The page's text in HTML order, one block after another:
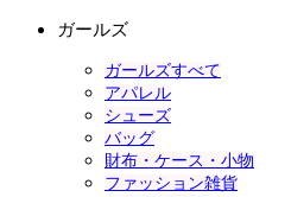
ガールズ
ガールズすべて
アパレル
シューズ
バッグ
財布・ケース・小物
ファッション雑貨